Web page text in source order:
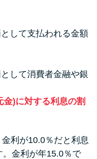
して支払われる金額
して消費者金融や銀
)に対する利息の割
利が10.0％だと利息
金利が年15.0％で